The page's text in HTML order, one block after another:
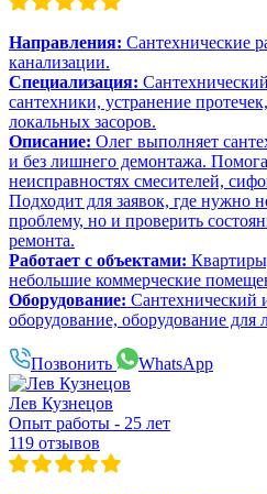
Направления: Сантехнические
канализации.
Специализация:
сантехники, устранение
локальных засоров.
Описание: Олег выполняет
и без лишнего демонтажа.
неисправностях смесителей,
Подходит для заявок, где нужно
проблему, но и проверить
ремонта.
Работает с объектами:
небольшие коммерческие
Оборудование: Сантехнический
оборудование, оборудование для
Позвонить WhatsApp
Лев Кузнецов
Опыт работы - 25 лет
119 отзывов